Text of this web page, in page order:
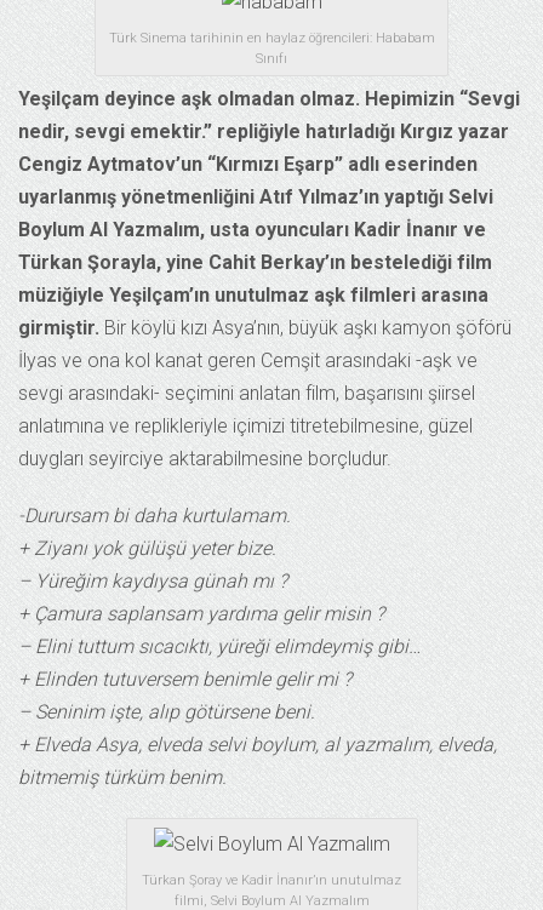
Türk Sinema tarihinin en haylaz öğrencileri: Hababam
Sınıfı
Yeşilçam deyince aşk olmadan olmaz. Hepimizin “Sevgi
nedir, sevgi emektir.” repliğiyle hatırladığı Kırgız yazar
Cengiz Aytmatov’un “Kırmızı Eşarp” adlı eserinden
uyarlanmış yönetmenliğini Atıf Yılmaz’ın yaptığı Selvi
Boylum Al Yazmalım, usta oyuncuları Kadir İnanır ve
Türkan Şorayla, yine Cahit Berkay’ın bestelediği film
müziğiyle Yeşilçam’ın unutulmaz aşk filmleri arasına
girmiştir. Bir köylü kızı Asya’nın, büyük aşkı kamyon şöförü
İlyas ve ona kol kanat geren Cemşit arasındaki -aşk ve
sevgi arasındaki- seçimini anlatan film, başarısını şiirsel
anlatımına ve replikleriyle içimizi titretebilmesine, güzel
duygları seyirciye aktarabilmesine borçludur.
-Durursam bi daha kurtulamam.
+ Ziyanı yok gülüşü yeter bize.
– Yüreğim kaydıysa günah mı ?
+ Çamura saplansam yardıma gelir misin ?
– Elini tuttum sıcacıktı, yüreği elimdeymiş gibi…
+ Elinden tutuversem benimle gelir mi ?
– Seninim işte, alıp götürsene beni.
+ Elveda Asya, elveda selvi boylum, al yazmalım, elveda,
bitmemiş türküm benim.
Türkan Şoray ve Kadir İnanır’ın unutulmaz
filmi, Selvi Boylum Al Yazmalım